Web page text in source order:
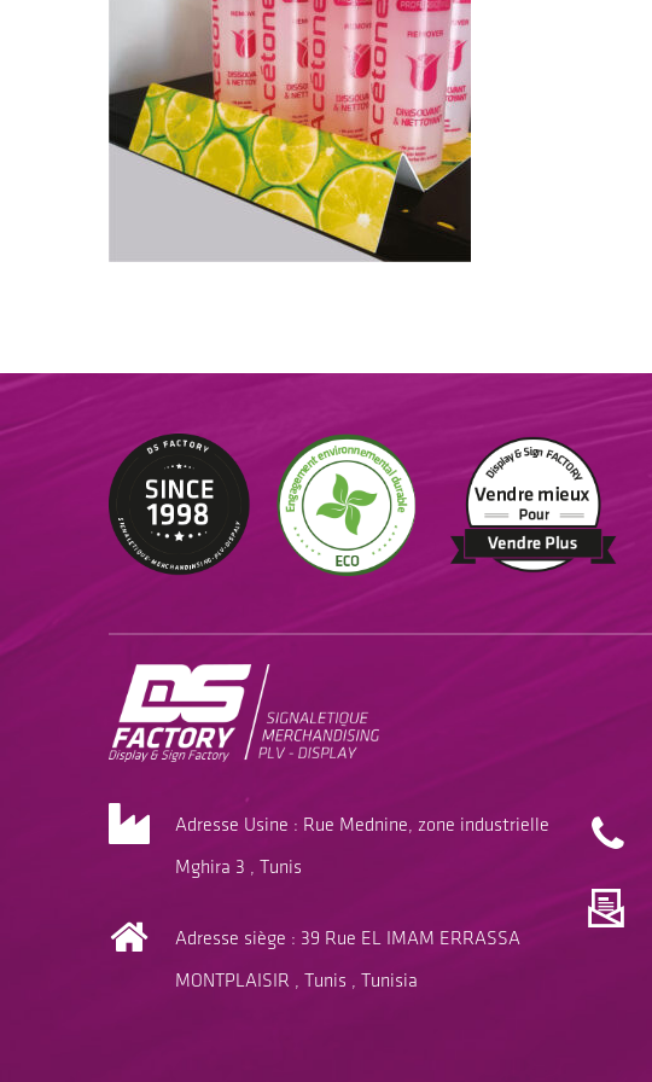
Adresse Usine : Rue Mednine, zone industrielle
Mghira 3 , Tunis
Adresse siège : 39 Rue EL IMAM ERRASSA
MONTPLAISIR , Tunis , Tunisia